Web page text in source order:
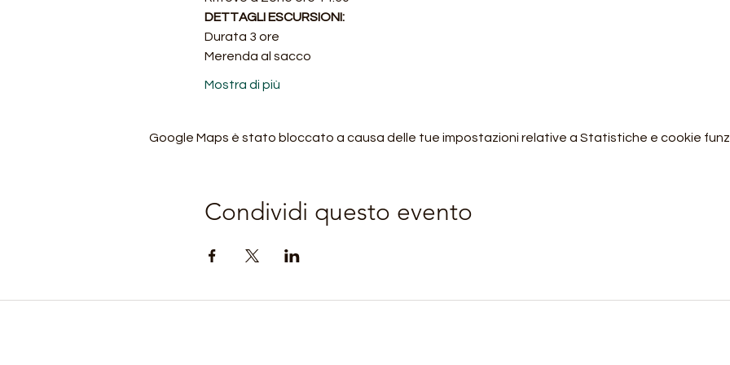
DETTAGLI ESCURSIONI:
Durata 3 ore
Merenda al sacco
Mostra di più
Google Maps è stato bloccato a causa delle tue impostazioni relative a Statistiche e cookie
Condividi questo evento